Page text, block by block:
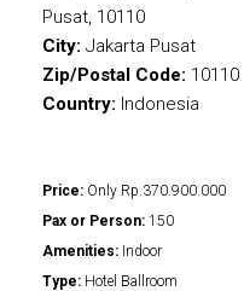
Pusat, 10110
City: Jakarta Pusat
Zip/Postal Code: 10110
Country: Indonesia
Price: Only Rp.370.900.000
Pax or Person: 150
Amenities: Indoor
Type: Hotel Ballroom